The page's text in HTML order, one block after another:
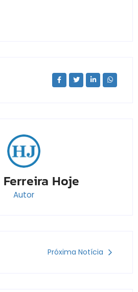
Hoje
Autor
Próxima Notícia